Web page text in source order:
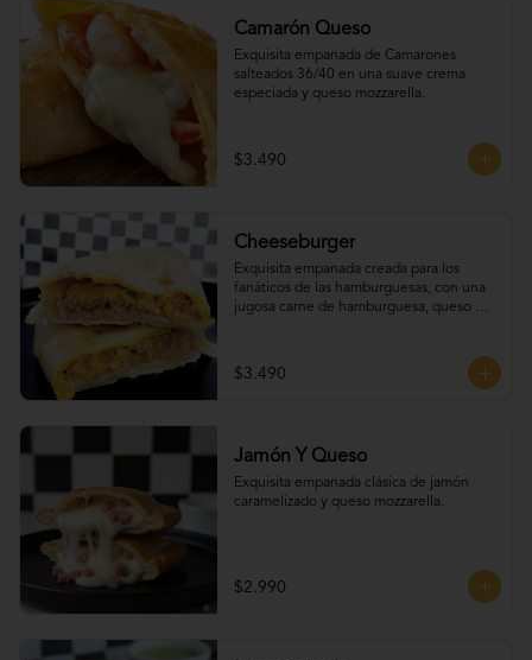
Camarón Queso
Exquisita empanada de Camarones
salteados 36/40 en una suave crema
especiada y queso mozzarella.
$3.490
Cheeseburger
Exquisita empanada creada para los
fanáticos de las hamburguesas, con una
jugosa carne de hamburguesa, queso
$3.490
Jamón Y Queso
Exquisita empanada clásica de jamón
caramelizado y queso mozzarella.
$2.990